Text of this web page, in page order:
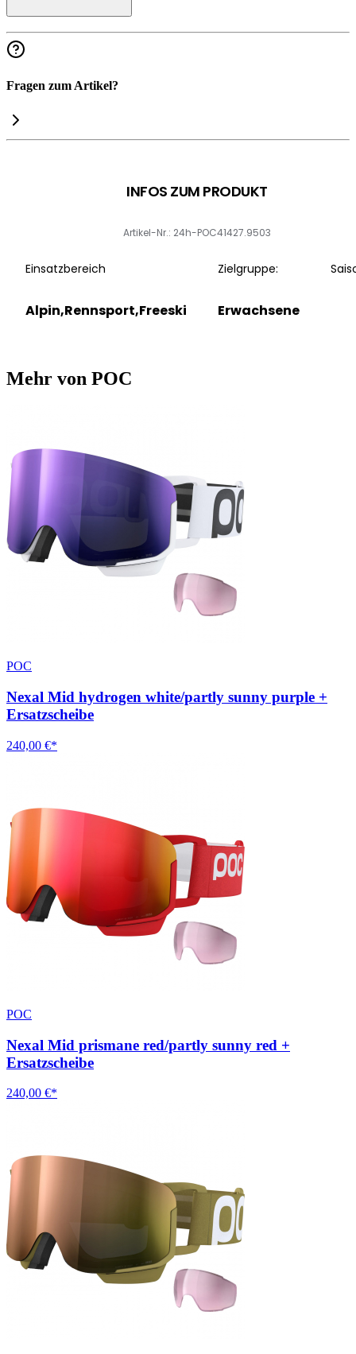
Fragen zum Artikel?
INFOS ZUM PRODUKT
Artikel-Nr.: 24h-POC41427.9503
Einsatzbereich
Alpin,Rennsport,Freeski
Zielgruppe:
Erwachsene
Mehr von POC
POC
Nexal Mid hydrogen white/partly sunny purple +
Ersatzscheibe
240,00 €*
POC
Nexal Mid prismane red/partly sunny red +
Ersatzscheibe
240,00 €*